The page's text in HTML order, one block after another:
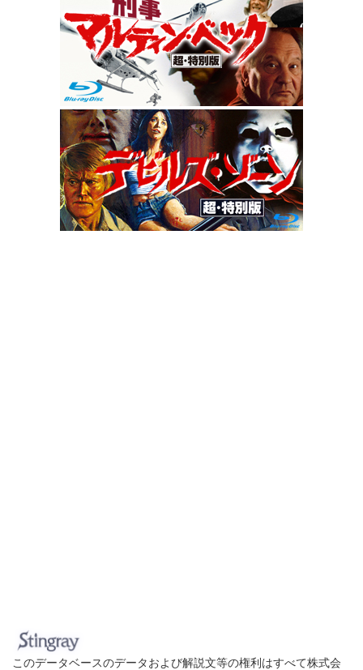
このデータベースのデータおよび解説文等の権利はすべて株式会